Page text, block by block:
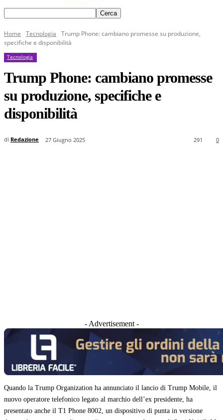
Home Tecnologia
Trump Phone: cambiano promesse su produzione,
specifiche e disponibilità
Tecnologia
Trump Phone: cambiano promesse
su produzione, specifiche e
disponibilità
di Redazione 27 Giugno 2025 0
291
- Advertisement -
Quando la Trump Organization ha annunciato il lancio di Trump Mobile, il
nuovo operatore telefonico legato al marchio dell’ex presidente, ha
presentato anche il T1 Phone 8002, un dispositivo di punta in versione